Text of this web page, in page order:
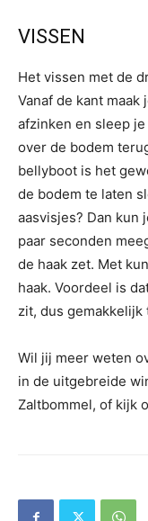
VISSEN
Het vissen met de
Vanaf de kant
afzinken en sleep
over de bodem
bellyboot is het
de bodem te laten
aasvisjes? Dan kun
paar seconden
de haak zet. Met
haak. Voordeel is
zit, dus gemakkelijk
Wil jij meer weten
in de uitgebreide
Zaltbommel, of kijk